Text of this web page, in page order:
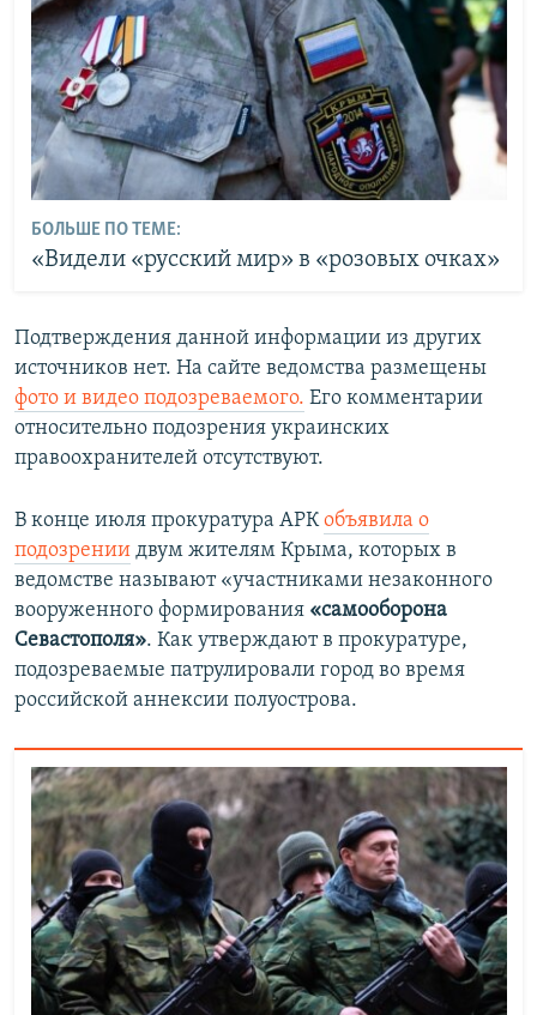
БОЛЬШЕ ПО ТЕМЕ:
«Видели «русский мир» в «розовых очках»
Подтверждения данной информации из других
источников нет. На сайте ведомства размещены
фото и видео подозреваемого. Его комментарии
относительно подозрения украинских
правоохранителей отсутствуют.
В конце июля прокуратура АРКобъявила о
подозрении двум жителям Крыма, которых в
ведомстве называют «участниками незаконного
вооруженного формирования «самооборона
Севастополя». Как утверждают в прокуратуре,
подозреваемые патрулировали город во время
российской аннексии полуострова.